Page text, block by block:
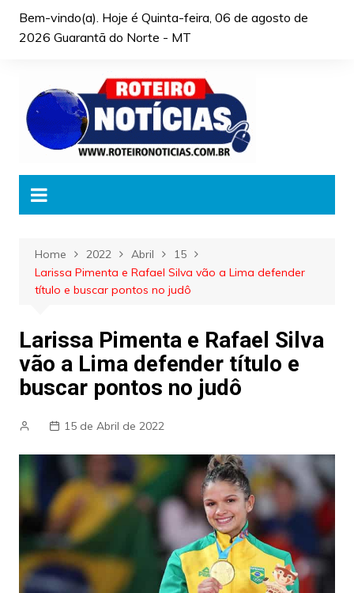
Bem-vindo(a). Hoje é Quinta-feira, 06 de agosto de
2026 Guarantã do Norte - MT
Home 2022 Abril
15
Larissa Pimenta e Rafael Silva vão a Lima defender
título e buscar pontos no judô
Larissa Pimenta e Rafael Silva
vão a Lima defender título e
buscar pontos no judô
15 de Abril de 2022